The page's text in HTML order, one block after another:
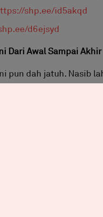
shp.ee/id5akqd
d6ejsyd
Dari Awal Sampai Akhir
pun dah jatuh. Nasib
yang perlu dilakukan.